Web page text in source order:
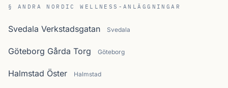
§ ANDRA NORDIC WELLNESS-ANLÄGGNINGAR
Svedala Verkstadsgatan Svedala
Göteborg Gårda Torg Göteborg
Halmstad Öster Halmstad